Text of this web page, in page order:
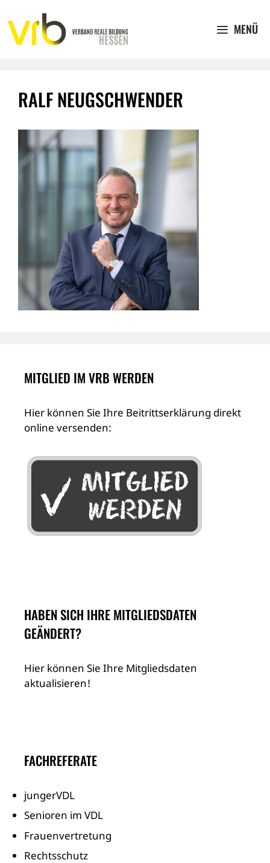
Inhalt
springen
MENÜ
RALF NEUGSCHWENDER
MITGLIED IM VRB WERDEN
Hier können Sie Ihre Beitrittserklärung direkt
online versenden:
HABEN SICH IHRE MITGLIEDSDATEN
GEÄNDERT?
Hier können Sie Ihre Mitgliedsdaten
aktualisieren!
FACHREFERATE
jungerVDL
Senioren im VDL
Frauenvertretung
Rechtsschutz